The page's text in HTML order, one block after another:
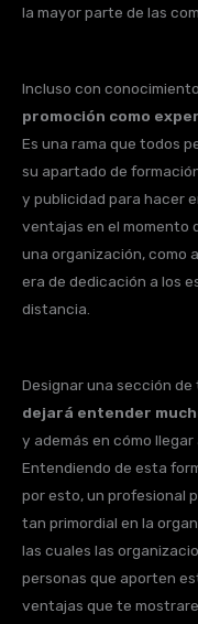
k
la mayor parte de las
Incluso con
promoción como
Es una rama que todos
su apartado de
y publicidad para hacer
ventajas en el momento
una organización, como
era de dedicación a los
distancia.
Designar una sección
dejará entender
y además en cómo
Entendiendo de esta
por esto, un profesional
tan primordial en la
las cuales las
personas que aporten
ventajas que te